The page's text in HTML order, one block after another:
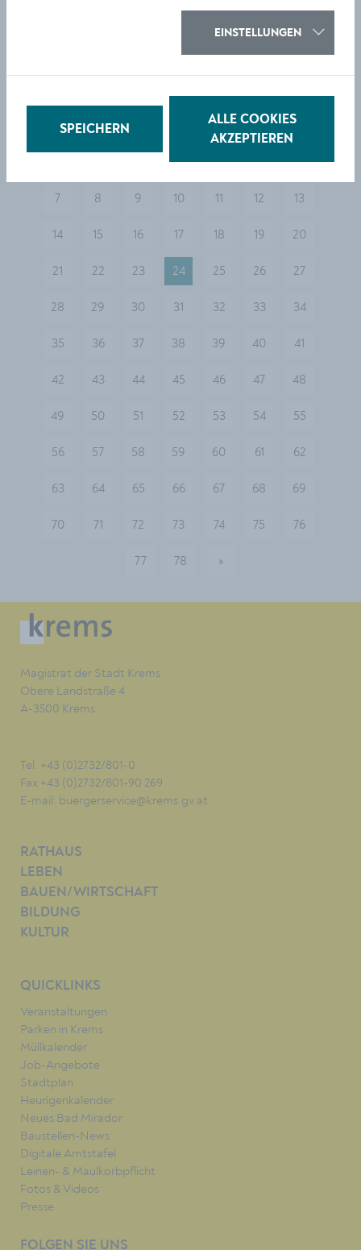
3 4 5 6
7 8 9 10 11 12 13
14 15 16 17 18 19 20
21 22 23 24 25 26 27
28 29 30 31 32 33 34
35 36 37 38 39 40 41
42 43 44 45 46 47 48
49 50 51 52 53 54 55
56 57 58 59 60 61 62
63 64 65 66 67 68 69
70 71 72 73 74 75 76
77 78 »
Magistrat der Stadt Krems
Obere Landstraße 4
A-3500 Krems
Tel. +43 (0)2732/801-0
Fax +43 (0)2732/801-90 269
E-mail: buergerservice@krems.gv.at
RATHAUS
LEBEN
BAUEN/WIRTSCHAFT
BILDUNG
KULTUR
QUICKLINKS
Veranstaltungen
Parken in Krems
Müllkalender
Job-Angebote
Stadtplan
Heurigenkalender
Neues Bad Mirador
Baustellen-News
Digitale Amtstafel
Leinen- & Maulkorbpflicht
Fotos & Videos
Presse
FOLGEN SIE UNS
EINSTELLUNGEN
SPEICHERN
ALLE COOKIES
AKZEPTIEREN